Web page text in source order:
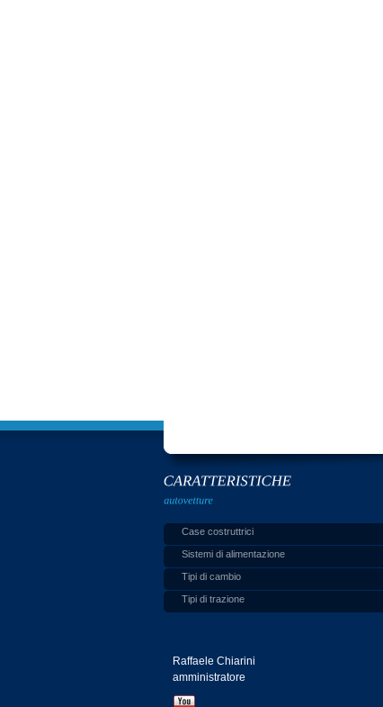
Case costruttrici
Sistemi di alimentazione
Tipi di cambio
Tipi di trazione
Raffaele Chiarini
amministratore